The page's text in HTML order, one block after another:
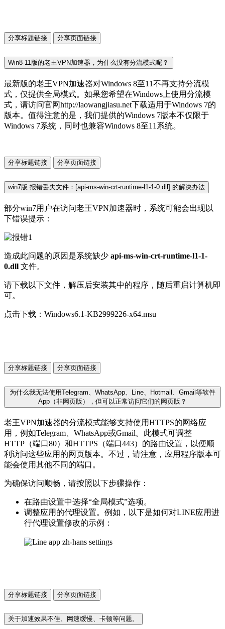
分享标题链接 分享页面链接
Win8-11版的老王VPN加速器，为什么没有分流模式呢？
最新版的老王VPN加速器对Windows 8至11不再支持分流模
式，仅提供全局模式。如果您希望在Windows上使用分流模
式，请访问官网http://laowangjiasu.net下载适用于Windows 7的
版本。值得注意的是，我们提供的Windows 7版本不仅限于
Windows 7系统，同时也兼容Windows 8至11系统。
分享标题链接 分享页面链接
win7版 报错丢失文件：[api-ms-win-crt-runtime-l1-1-0.dll] 的解决办法
部分win7用户在访问老王VPN加速器时，系统可能会出现以
下错误提示：
造成此问题的原因是系统缺少 api-ms-win-crt-runtime-l1-1-
0.dll 文件。
请下载以下文件，解压后安装其中的程序，随后重启计算机即
可。
点击下载：Windows6.1-KB2999226-x64.msu
分享标题链接 分享页面链接
为什么我无法使用Telegram、WhatsApp、Line、Hotmail、Gmail等软件
App（非网页版），但可以正常访问它们的网页版？
老王VPN加速器的分流模式能够支持使用HTTPS的网络应
用，例如Telegram、WhatsApp或Gmail。此模式可调整
HTTP（端口80）和HTTPS（端口443）的路由设置，以便顺
利访问这些应用的网页版本。不过，请注意，应用程序版本可
能会使用其他不同的端口。
为确保访问顺畅，请按照以下步骤操作：
在路由设置中选择“全局模式”选项。
调整应用的代理设置。例如，以下是如何对LINE应用进
行代理设置修改的示例：
分享标题链接 分享页面链接
关于加速效果不佳、网速缓慢、卡顿等问题。